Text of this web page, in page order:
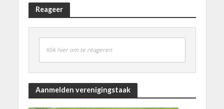
Reageer
Klik hier om te reageren
Aanmelden verenigingstaak